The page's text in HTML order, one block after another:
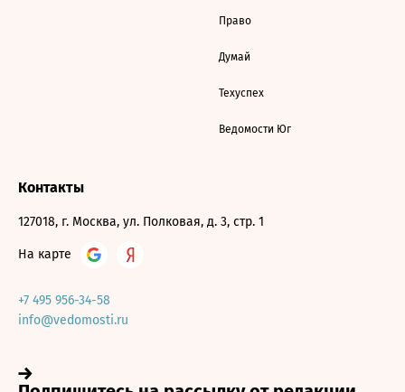
Право
Думай
Техуспех
Ведомости Юг
Контакты
127018, г. Москва, ул. Полковая, д. 3, стр. 1
На карте
+7 495 956-34-58
info@vedomosti.ru